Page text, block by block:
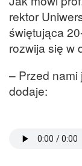
rektor
świętująca
rozwija się w
– Przed
dodaje: